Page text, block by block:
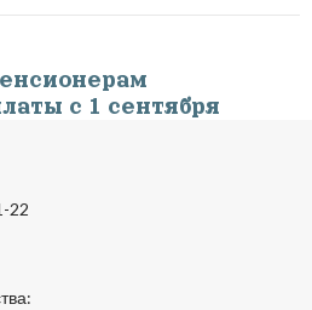
с 1 сентября
22